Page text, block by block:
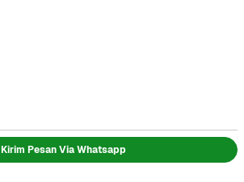
Kirim Pesan Via Whatsapp